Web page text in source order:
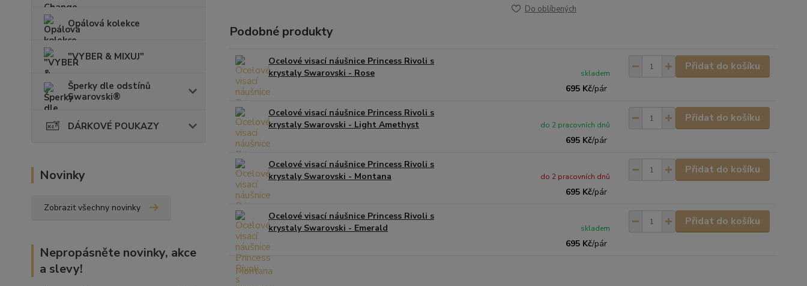
Opálová kolekce
"VYBER & MIXUJ"
Šperky dle odstínů
Swarovski®
DÁRKOVÉ POUKAZY
Novinky
Zobrazit všechny novinky
Nepropásněte novinky, akce
a slevy!
Do oblíbených
Podobné produkty
Ocelové visací náušnice Princess Rivoli s
krystaly Swarovski - Rose
695 Kč/pár
skladem
Přidat do košíku
Ocelové visací náušnice Princess Rivoli s
krystaly Swarovski - Light Amethyst
695 Kč/pár
do 2 pracovních dnů
Přidat do košíku
Ocelové visací náušnice Princess Rivoli s
krystaly Swarovski - Montana
695 Kč/pár
do 2 pracovních dnů
Přidat do košíku
Ocelové visací náušnice Princess Rivoli s
krystaly Swarovski - Emerald
695 Kč/pár
skladem
Přidat do košíku